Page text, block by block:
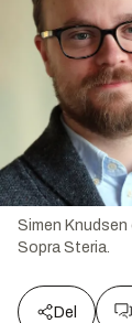
Simen
Sopra Steria.
Del